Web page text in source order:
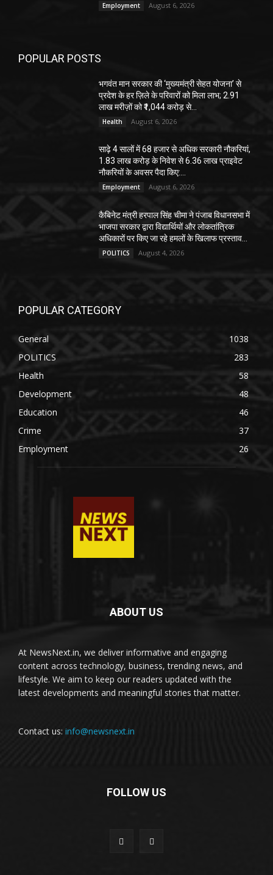
Employment August 6, 2026
POPULAR POSTS
भगवंत मान सरकार की ‘मुख्यमंत्री सेहत योजना’ से
प्रदेश के हर ज़िले के परिवारों को मिला लाभ; 2.91
लाख मरीज़ों को ₹1,044 करोड़ से...
Health August 6, 2026
साढ़े 4 सालों में 68 हजार से अधिक सरकारी नौकरियां,
1.83 लाख करोड़ के निवेश से 6.36 लाख प्राइवेट
नौकरियों के अवसर पैदा किए:...
Employment August 6, 2026
कैबिनेट मंत्री हरपाल सिंह चीमा ने पंजाब विधानसभा में
भाजपा सरकार द्वारा विद्यार्थियों और लोकतांत्रिक
अधिकारों पर किए जा रहे हमलों के खिलाफ प्रस्ताव...
POLITICS August 4, 2026
POPULAR CATEGORY
General
1038
POLITICS
283
Health
58
Development
48
Education
46
Crime
37
Employment
26
ABOUT US
At NewsNext.in, we deliver informative and engaging
content across technology, business, trending news, and
lifestyle. We aim to keep our readers updated with the
latest developments and meaningful stories that matter.
Contact us: info@newsnext.in
FOLLOW US